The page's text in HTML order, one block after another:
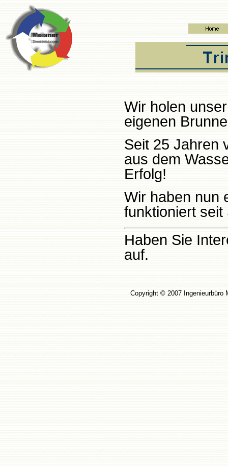
Wir holen
eigenen
Seit 25 Jahren
aus dem
Erfolg!
Wir haben nun
funktioniert
Haben Sie
auf.
Copyright © 2007